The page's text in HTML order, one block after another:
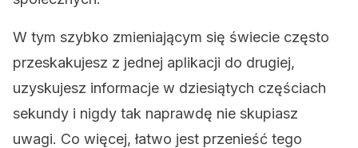
W tym szybko zmieniającym się świecie często
przeskakujesz z jednej aplikacji do drugiej,
uzyskujesz informacje w dziesiątych częściach
sekundy i nigdy tak naprawdę nie skupiasz
uwagi. Co więcej, łatwo jest przenieść tego